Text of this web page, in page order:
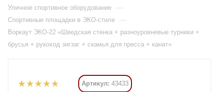
Уличное спортивное оборудование —
Спортивные площадки в ЭКО-стиле —
Воркаут ЭКО-22 «Шведская стенка + разноуровневые турники +
брусья + рукоход зигзаг + скамья для пресса + канат»
Артикул: 43433